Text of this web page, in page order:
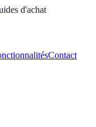
d'achat
Contact